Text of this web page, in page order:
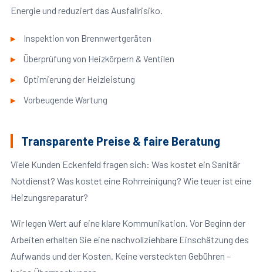
Energie und reduziert das Ausfallrisiko.
Inspektion von Brennwertgeräten
Überprüfung von Heizkörpern & Ventilen
Optimierung der Heizleistung
Vorbeugende Wartung
Transparente Preise & faire Beratung
Viele Kunden Eckenfeld fragen sich: Was kostet ein Sanitär
Notdienst? Was kostet eine Rohrreinigung? Wie teuer ist eine
Heizungsreparatur?
Wir legen Wert auf eine klare Kommunikation. Vor Beginn der
Arbeiten erhalten Sie eine nachvollziehbare Einschätzung des
Aufwands und der Kosten. Keine versteckten Gebühren –